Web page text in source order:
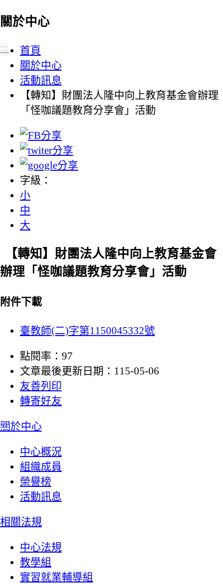
關於中心
:::
首頁
關於中心
活動訊息
【轉知】財團法人隆中向上教育基金會辦理
「怪咖議題教育分享會」活動
字級：
小
中
大
【轉知】財團法人隆中向上教育基金會
辦理「怪咖議題教育分享會」活動
附件下載
臺教師(二)字第1150045332號
點閱率：97
文章最後更新日期：115-05-06
友善列印
轉寄好友
:::
關於中心
中心概況
組織成員
榮譽榜
活動訊息
相關法規
中心法規
教學組
實習就業輔導組